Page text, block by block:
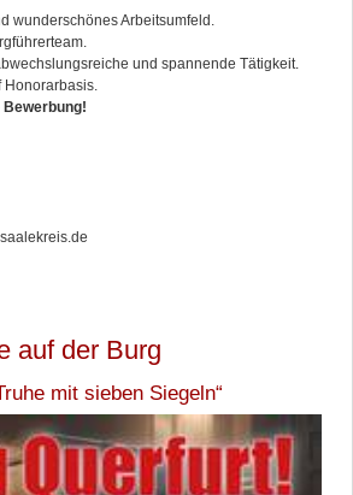
wunderschönes Arbeitsumfeld.
und spannende Tätigkeit.
Honorarbasis.
auf der Burg
mit sieben Siegeln“